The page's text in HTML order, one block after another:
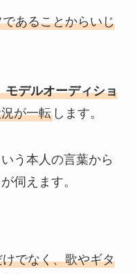
あることからいじ
モデルオーディショ
が一転します。
う本人の言葉から
伺えます。
でなく、歌やギタ